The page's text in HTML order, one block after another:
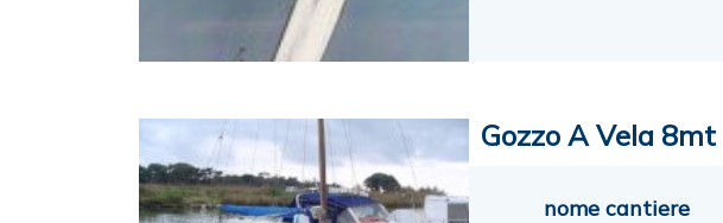
Gozzo A Vela 8mt
nome cantiere